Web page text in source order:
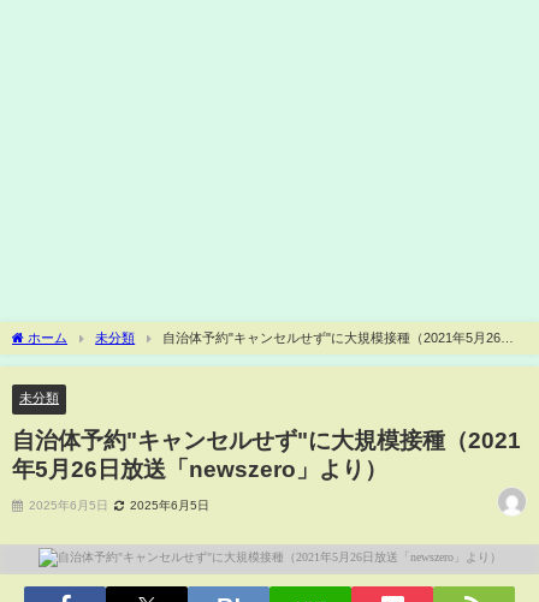
ホーム 未分類
自治体予約"キャンセルせず"に大規模接種（2021年5月26日
放送「newszero」より）
未分類
自治体予約"キャンセルせず"に大規模接種（2021
年5月26日放送「newszero」より）
2025年6月5日 2025年6月5日